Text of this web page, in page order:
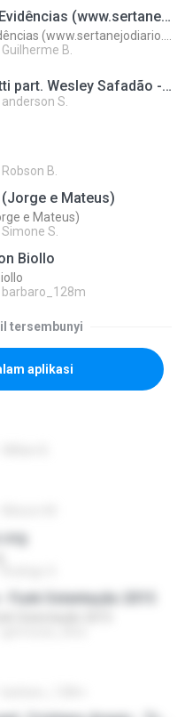
Bruno e Marrone - Evidências (www.sertanejodiario.com)
Guilherme B.
01 - Marcos e Belutti part. Wesley Safadão - Aquele um por cento (Remix 2016).mp3
anderson S.
Robson B.
e Mateus)
e Mateus)
Simone S.
Biollo
barbaro_128m
tersembunyi
aplikasi
Funk Ostentação 2015